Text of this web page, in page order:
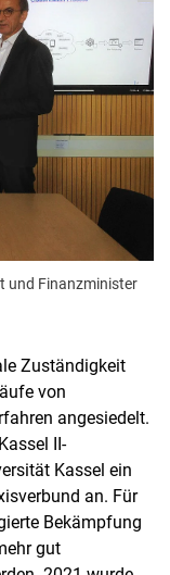
und Finanzminister
Zuständigkeit
von
angesiedelt.
II-
Kassel ein
an. Für
Bekämpfung
gut